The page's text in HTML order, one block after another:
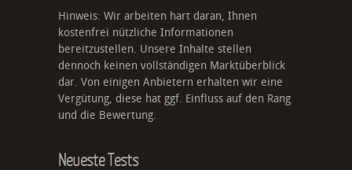
Hinweis: Wir arbeiten hart daran, Ihnen
kostenfrei nützliche Informationen
bereitzustellen. Unsere Inhalte stellen
dennoch keinen vollständigen Marktüberblick
dar. Von einigen Anbietern erhalten wir eine
Vergütung, diese hat ggf. Einfluss auf den Rang
und die Bewertung.
Neueste Tests